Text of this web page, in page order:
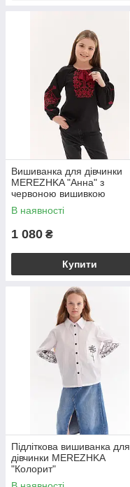
Вишиванка для дівчинки
MEREZHKA "Анна" з
червоною вишивкою
В наявності
1 080 ₴
Купити
Підліткова вишиванка для
дівчинки MEREZHKA
"Колорит"